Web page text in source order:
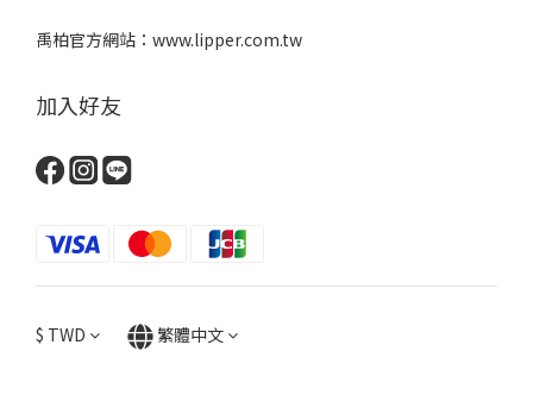
禹柏官方網站：www.lipper.com.tw
加入好友
$ TWD 繁體中文